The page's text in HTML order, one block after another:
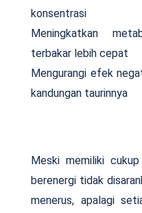
konsentrasi
Meningkatkan
terbakar lebih cepat
Mengurangi efek
kandungan taurinnya
Meski memiliki
berenergi tidak
menerus, apalagi